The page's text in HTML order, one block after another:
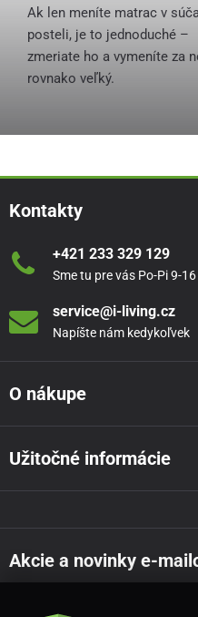
Ak len meníte matrac v
posteli, je to jednoduché –
zmeriate ho a vymeníte za
rovnako veľký.
Kontakty
+421 233 329 129
Sme tu pre vás Po-Pi 9-16
service@i-living.cz
Napíšte nám kedykoľvek
O nákupe
Užitočné informácie
Akcie a novinky e-